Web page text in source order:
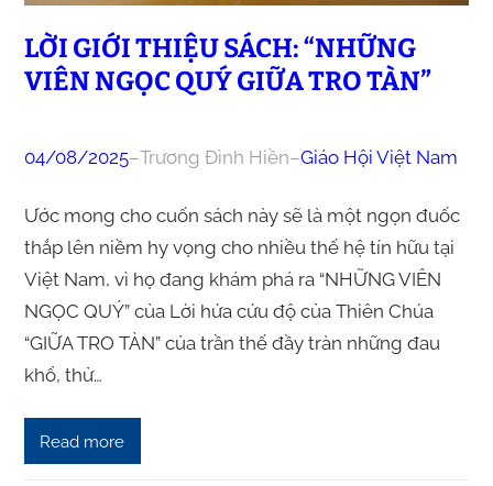
LỜI GIỚI THIỆU SÁCH: “NHỮNG
VIÊN NGỌC QUÝ GIỮA TRO TÀN”
04/08/2025–Trương Đình Hiền–Giáo Hội Việt Nam
Ước mong cho cuốn sách này sẽ là một ngọn đuốc
thắp lên niềm hy vọng cho nhiều thế hệ tín hữu tại
Việt Nam, vì họ đang khám phá ra “NHỮNG VIÊN
NGỌC QUÝ” của Lời hứa cứu độ của Thiên Chúa
“GIỮA TRO TÀN” của trần thế đầy tràn những đau
khổ, thử…
Read more